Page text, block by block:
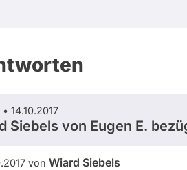
14.10.2017
Siebels von Eugen E.
von Wiard Siebels